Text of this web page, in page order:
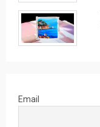
Email